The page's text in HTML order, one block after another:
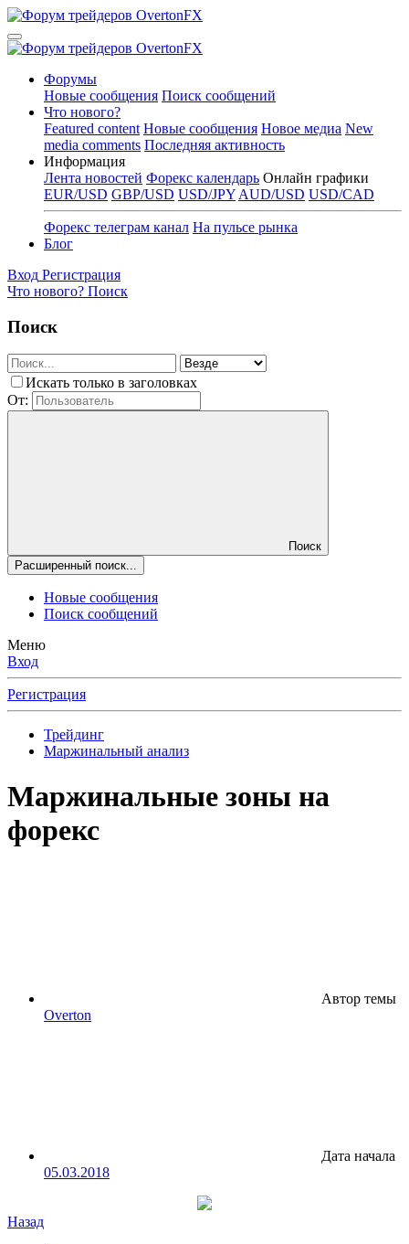
Форумы
Новые сообщения Поиск сообщений
Что нового?
Featured content Новые сообщения Новое медиа New
media comments Последняя активность
Информация
Лента новостей Форекс календарь Онлайн графики
EUR/USD GBP/USD USD/JPY AUD/USD USD/CAD
Форекс телеграм канал На пульсе рынка
Блог
Вход Регистрация
Что нового? Поиск
Поиск
Искать только в заголовках
От:
Поиск
Расширенный поиск...
Новые сообщения
Поиск сообщений
Меню
Вход
Регистрация
Трейдинг
Маржинальный анализ
Маржинальные зоны на
форекс
Автор темы
Overton
Дата начала
05.03.2018
Назад